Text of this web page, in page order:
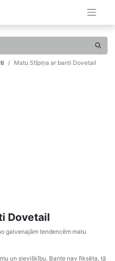
Matu Stīpiņa ar banti Dovetail
Dovetail
galvenajām tendencēm matu
un sievišķību. Bante nav fiksēta, tā